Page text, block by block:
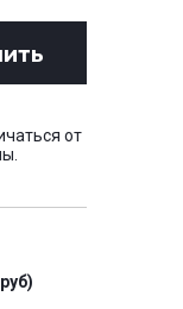
от